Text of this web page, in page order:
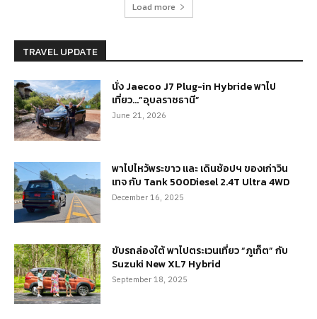
Load more
TRAVEL UPDATE
นั่ง Jaecoo J7 Plug-in Hybride พาไป
เที่ยว…”อุบลราชธานี”
June 21, 2026
พาไปไหว้พระขาว และ เดินช้อปฯ ของเก่าวิน
เทจ กับ Tank 500Diesel 2.4T Ultra 4WD
December 16, 2025
ขับรถล่องใต้ พาไปตระเวนเที่ยว “ภูเก็ต” กับ
Suzuki New XL7 Hybrid
September 18, 2025